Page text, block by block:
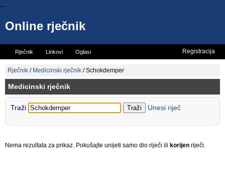
...
Online rječnik
Rječnik Linkovi Oglasi
Vicevi
Registracija
Rječnik / Medicinski rječnik /Schokdemper
Medicinski rječnik
Traži Unesi riječ
Nema rezultata za prikaz. Pokušajte unijeti samo dio riječi ili korijen riječi.